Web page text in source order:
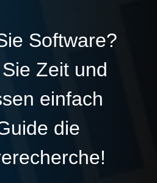
Software?
Zeit und
einfach
die